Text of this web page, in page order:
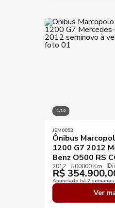
1/10
JEM0053
Ônibus
1200 G7 2012
Benz O500 RS
2012 500000 Km
R$
Anunciado há 2 semanas
Ver